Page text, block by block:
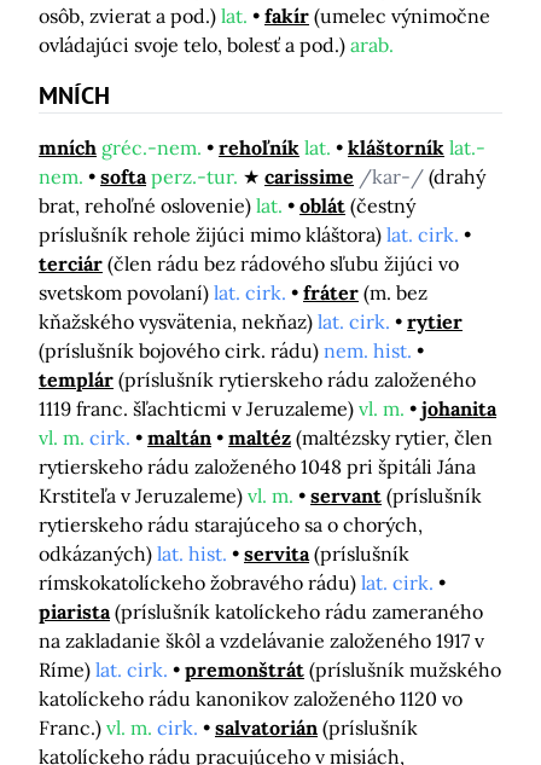
osôb, zvierat a pod.) lat. fakír (umelec výnimočne
ovládajúci svoje telo, bolesť a pod.) arab.
MNÍCH
mních gréc.-nem. rehoľník lat. kláštorník lat.-
nem.
softa perz.-tur. carissime /kar-/ (drahý
brat, rehoľné oslovenie) lat. oblát (čestný
príslušník rehole žijúci mimo kláštora) lat. cirk.
terciár (člen rádu bez rádového sľubu žijúci vo
svetskom povolaní) lat. cirk. fráter (m. bez
kňažského vysvätenia, nekňaz) lat. cirk.
rytier
(príslušník bojového cirk. rádu) nem. hist.
templár (príslušník rytierskeho rádu založeného
1119 franc. šľachticmi v Jeruzaleme) vl. m.
johanita
vl. m. cirk. maltán maltéz (maltézsky rytier, člen
rytierskeho rádu založeného 1048 pri špitáli Jána
Krstiteľa v Jeruzaleme) vl. m. servant (príslušník
rytierskeho rádu starajúceho sa o chorých,
odkázaných) lat. hist. servita (príslušník
rímskokatolíckeho žobravého rádu) lat. cirk.
piarista (príslušník katolíckeho rádu zameraného
na zakladanie škôl a vzdelávanie založeného 1917 v
Ríme) lat. cirk. premonštrát (príslušník mužského
katolíckeho rádu kanonikov založeného 1120 vo
Franc.) vl. m. cirk. salvatorián (príslušník
katolíckeho rádu pracujúceho v misiách,